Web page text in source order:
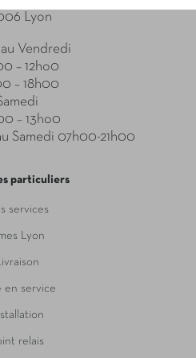
Lyon
Vendredi
– 12ho0
– 18h00
– 13ho0
Samedi 07h00-21h00
particuliers
services
Lyon
en service
relais